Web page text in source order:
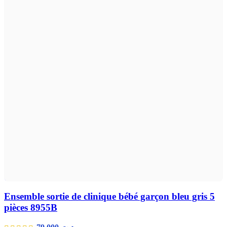
Ensemble sortie de clinique bébé garçon bleu gris 5
pièces 8955B